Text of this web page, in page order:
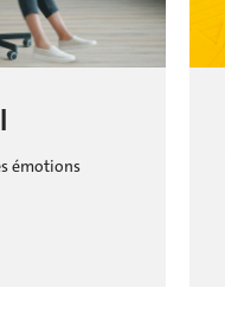
émotions